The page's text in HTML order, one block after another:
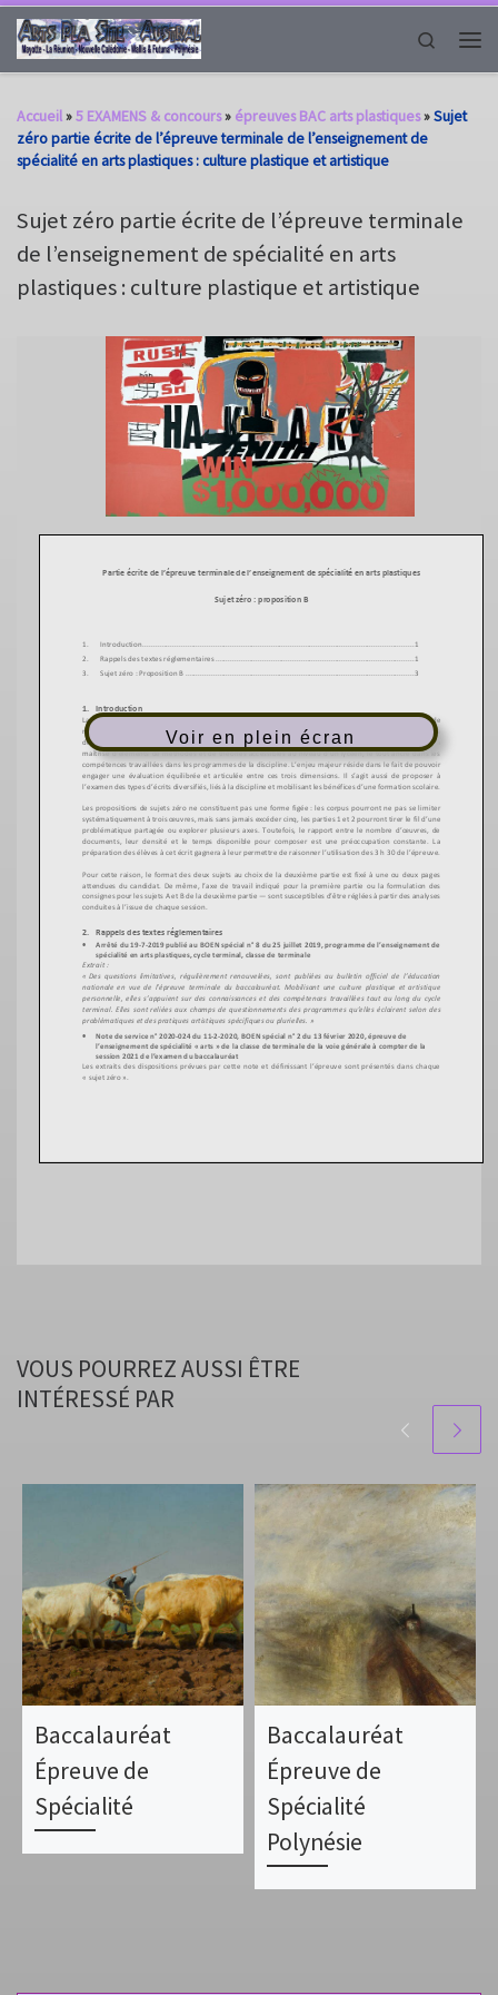
Passer au contenu
Search
Accueil»5 EXAMENS & concours» épreuves BAC arts plastiques»Sujet
zéro partie écrite de l’épreuve terminale de l’enseignement de
spécialité en arts plastiques : culture plastique et artistique
Sujet zéro partie écrite de l’épreuve terminale
de l’enseignement de spécialité en arts
plastiques : culture plastique et artistique
Voir en plein écran
VOUS POURREZ AUSSI ÊTRE
INTÉRESSÉ PAR
Baccalauréat
Épreuve de
Spécialité
Baccalauréat
Épreuve de
Spécialité
Polynésie